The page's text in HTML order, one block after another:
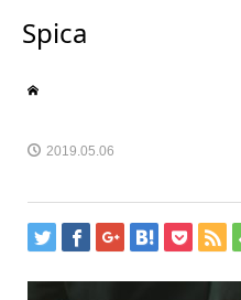
Spica
2019.05.06